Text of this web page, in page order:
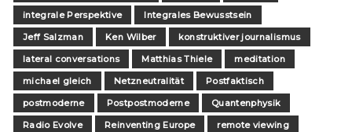
integrale Perspektive
Integrales Bewusstsein
Jeff Salzman
Ken Wilber
konstruktiver journalismus
lateral conversations
Matthias Thiele
meditation
michael gleich
Netzneutralität
Postfaktisch
postmoderne
Postpostmoderne
Quantenphysik
Radio Evolve
Reinventing Europe
remote viewing